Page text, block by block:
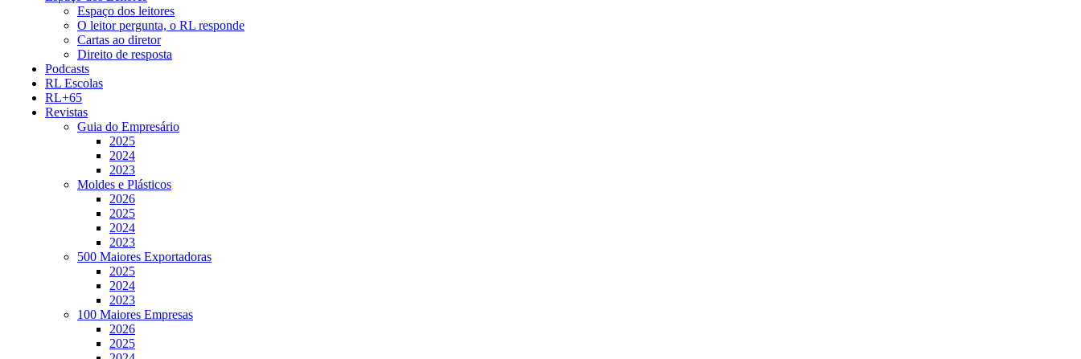
Espaço dos leitores
O leitor pergunta, o RL responde
Cartas ao diretor
Direito de resposta
Podcasts
RL Escolas
RL+65
Revistas
Guia do Empresário
2025
2024
2023
Moldes e Plásticos
2026
2025
2024
2023
500 Maiores Exportadoras
2025
2024
2023
100 Maiores Empresas
2026
2025